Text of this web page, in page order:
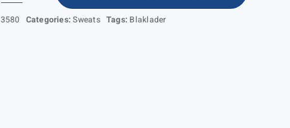
de
3580 Categories:Sweats Tags: Blaklader